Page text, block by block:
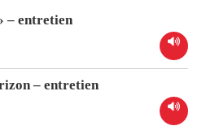
– entretien
– entretien